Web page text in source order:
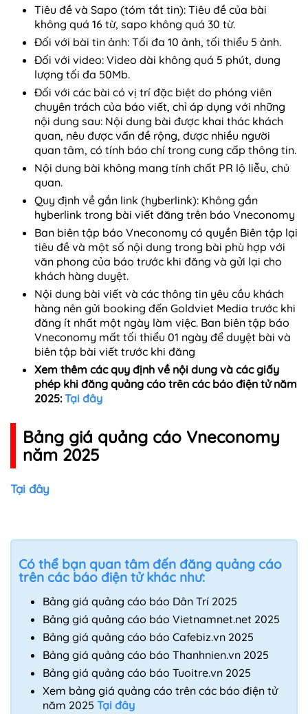
Tiêu đề và ​Sapo (tóm tắt tin):​​ ​T​iêu đề của bài
không quá 16 từ, s​apo​ không quá ​30 từ.​
Đối với bài tin ảnh: ​T​ối đa 10 ảnh, tối thiểu ​5 ​ảnh​.​
Đối với video: ​V​ideo dài không quá ​5​ phút, dung
lượng tối đa ​50Mb.
Đối với các bài có vị trí đặc biệt do phóng viên
chuyên trách của báo viết, chỉ áp dụng với những
nội dung sau: Nội dung bài được khai thác khách
quan, nêu được vấn đề ​rộng​, được nhiều người
quan tâm, có tính báo chí trong cung cấp thông tin.
Nội dung bài không mang tính chất ​PR​ lộ liễu, chủ
quan.
Quy định về ​gắn link​ (hyberlink):​ Không gắn
hyberlink trong bài viết đăng trên báo Vneconomy
Ban biên tập báo Vneconomy có quyền Biên tập lại
tiêu đề và một số nội dung trong bài phù hợp với
văn ph​o​ng của báo trước khi đăng và gửi lại cho
khách hàng ​duyệt.​
Nội dung bài viết và các thông tin yêu cầu ​khách
hàng nên gửi booking đến Goldviet Media trước khi
đăng ít nhất một ngày làm việc. Ban biên tập báo
Vneconomy mất tối thiểu 01 ngày để duyệt bài và
biên tập bài viết trước khi đăng
Xem thêm các quy định về nội dung và các giấy
phép khi đăng quảng cáo trên các báo điện tử năm
2025:Tại đây
Bảng giá quảng cáo Vneconomy
năm 2025
Tại đây
Có thể bạn quan tâm đến đăng quảng cáo
trên các báo điện tử khác như:
Bảng giá quảng cáo báo Dân Trí 2025
Bảng giá quảng cáo báo Vietnamnet.net 2025
Bảng giá quảng cáo báo Cafebiz.vn 2025
Bảng giá quảng cáo báo Thanhnien.vn 2025
Bảng giá quảng cáo báo Tuoitre.vn 2025
Xem bảng giá quảng cáo trên các báo điện tử
năm 2025 Tại đây